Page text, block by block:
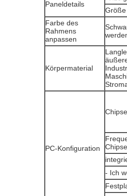
Paneldetails
Größe
Farbe des
Rahmens
anpassen
Körpermaterial
PC-Konfiguration
- Ich